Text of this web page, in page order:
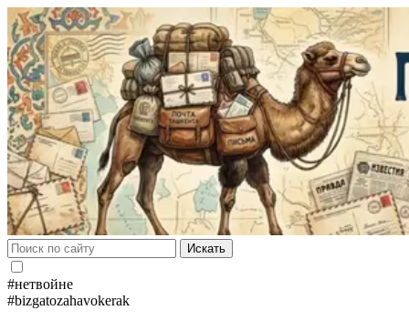
Искать
#нетвойне
#bizgatozahavokerak